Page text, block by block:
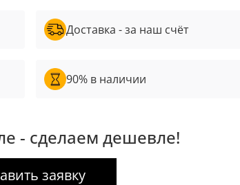
Доставка - за наш счёт
90% в наличии
- сделаем дешевле!
заявку